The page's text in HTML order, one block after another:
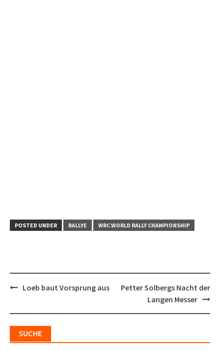
POSTED UNDER RALLYE WRC WORLD RALLY CHAMPIONSHIP
PostLoeb baut Vorsprung aus
Petter Solbergs Nacht der
Langen Messer
SUCHE